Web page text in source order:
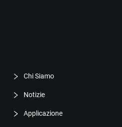
Chi Siamo
Notizie
Applicazione